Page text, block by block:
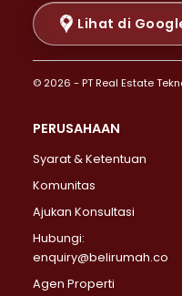
Properti Dijual di Kramat >
Properti Dijual di Pasar
Properti Dijual di
Properti Dijual di
Properti Dijual di Lebak
Properti Dijual di
Properti Dijual di Pondok
Properti Dijual di Lenteng
Properti Dijual di Senayan
Properti Dijual di Pondok
Lihat di
© 2026 - PT Real Estate
PERUSAHAAN
Syarat & Ketentuan
Komunitas
Ajukan Konsultasi
Hubungi:
enquiry@belirumah.co
Agen Properti